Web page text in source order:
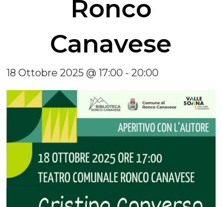
Ronco
Canavese
18 Ottobre 2025 @ 17:00 - 20:00